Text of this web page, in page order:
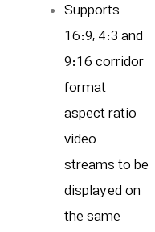
Supports
16:9, 4:3 and
9:16 corridor
format
aspect ratio
video
streams to be
displayed on
the same